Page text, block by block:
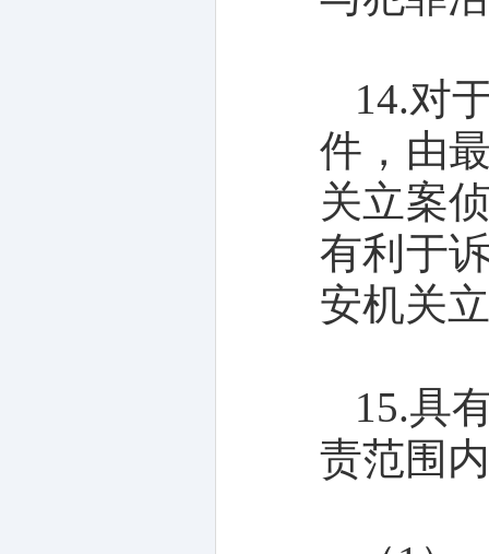
14.对
件，由
关立案
有利于
安机关
15.具
责范围